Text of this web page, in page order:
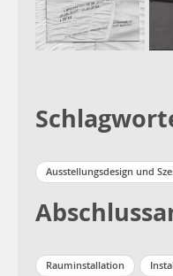
Ausstellungsdesign und
Rauminstallation